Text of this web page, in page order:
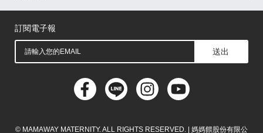
馬來西亞
購物常見問題
退換貨問題
儲值金使用條款
購買儲值金
發票問題
會員權益
線上留言
吸乳器-免費體驗
訂閱電子報
送出
© MAMAWAY MATERNITY. ALL RIGHTS RESERVED. | 媽媽餵股份有限公